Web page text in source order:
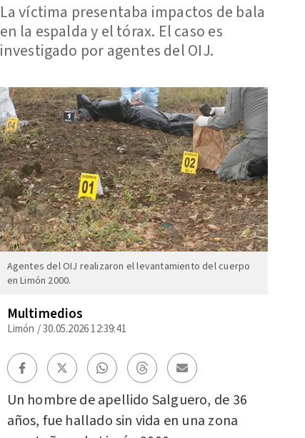
La víctima presentaba impactos de bala
en la espalda y el tórax. El caso es
investigado por agentes del OIJ.
Agentes del OIJ realizaron el levantamiento del cuerpo
en Limón 2000.
Multimedios
Limón /30.05.2026 12:39:41
Un hombre de apellido Salguero, de 36
años, fue hallado sin vida en una zona